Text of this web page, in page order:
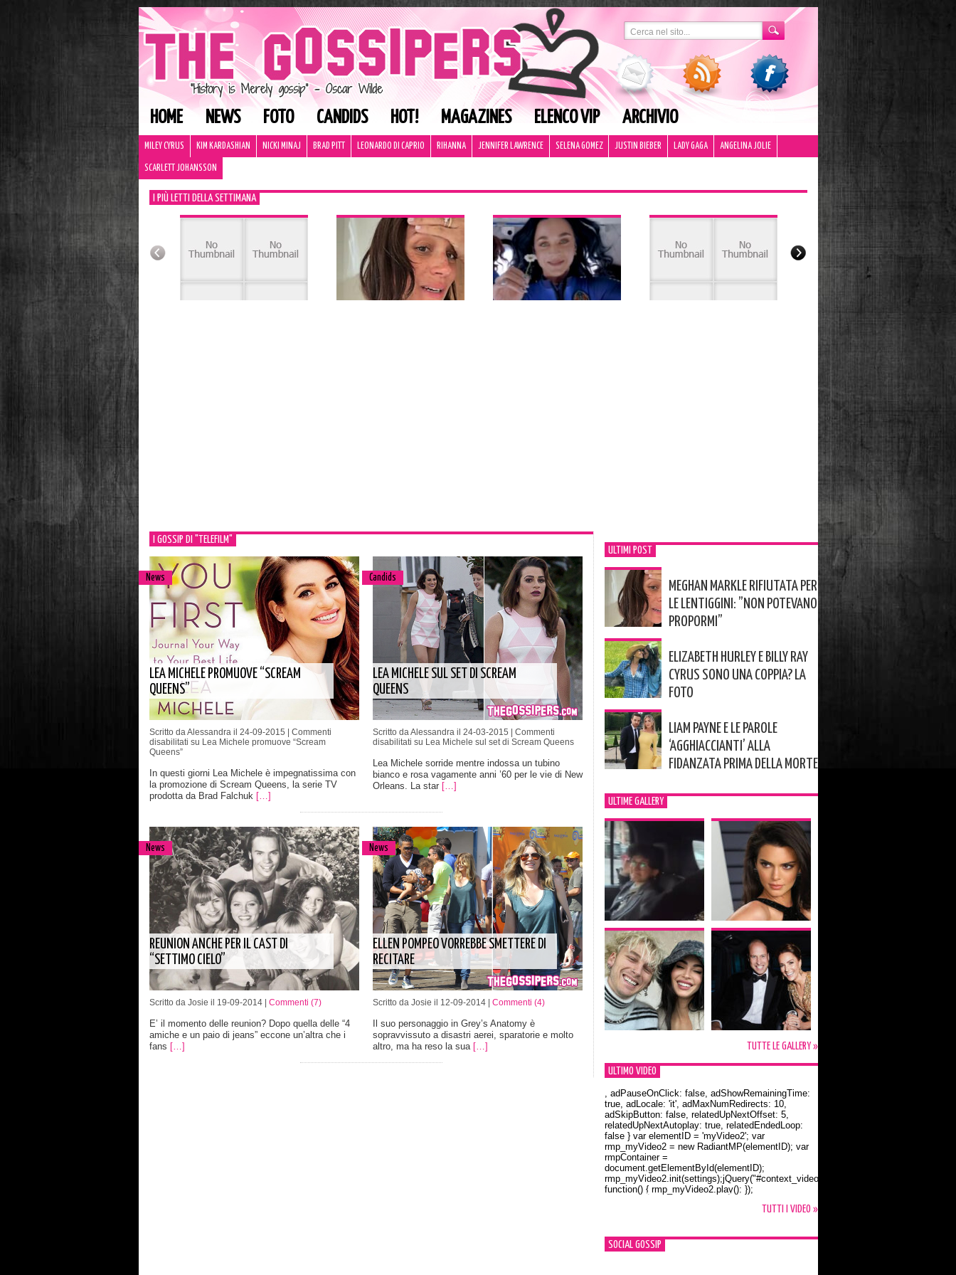
HOME NEWS FOTO CANDIDS HOT! MAGAZINES ELENCO VIP ARCHIVIO
MILEY CYRUS KIM KARDASHIAN NICKI MINAJ BRAD PITT LEONARDO DI CAPRIO RIHANNA JENNIFER LAWRENCE SELENA GOMEZ JUSTIN BIEBER LADY GAGA ANGELINA JOLIE
SCARLETT JOHANSSON
I PIÙ LETTI DELLA SETTIMANA
I GOSSIP DI "TELEFILM"
News
LEA MICHELE PROMUOVE “SCREAM
QUEENS”
Scritto da Alessandra il 24-09-2015 | Commenti
disabilitati su Lea Michele promuove “Scream
Queens”
In questi giorni Lea Michele è impegnatissima con
la promozione di Scream Queens, la serie TV
prodotta da Brad Falchuk […]
Candids
LEA MICHELE SUL SET DI SCREAM
QUEENS
Scritto da Alessandra il 24-03-2015 | Commenti
disabilitati su Lea Michele sul set di Scream Queens
Lea Michele sorride mentre indossa un tubino
bianco e rosa vagamente anni ’60 per le vie di New
Orleans. La star […]
News
REUNION ANCHE PER IL CAST DI
“SETTIMO CIELO”
Scritto da Josie il 19-09-2014 | Commenti (7)
E’ il momento delle reunion? Dopo quella delle “4
amiche e un paio di jeans” eccone un’altra che i
fans […]
News
ELLEN POMPEO VORREBBE SMETTERE DI
RECITARE
Scritto da Josie il 12-09-2014 | Commenti (4)
Il suo personaggio in Grey’s Anatomy è
sopravvissuto a disastri aerei, sparatorie e molto
altro, ma ha reso la sua […]
ULTIMI POST
MEGHAN MARKLE RIFIUTATA PER
LE LENTIGGINI: ”NON POTEVANO
PROPORMI”
ELIZABETH HURLEY E BILLY RAY
CYRUS SONO UNA COPPIA? LA
FOTO
LIAM PAYNE E LE PAROLE
‘AGGHIACCIANTI’ ALLA
FIDANZATA PRIMA DELLA MORTE
ULTIME GALLERY
TUTTE LE GALLERY »
ULTIMO VIDEO
Orlando Bloom e la t-shirt dedicata a Flynn
, adPauseOnClick: false, adShowRemainingTime:
true, adLocale: 'it', adMaxNumRedirects: 10,
adSkipButton: false, relatedUpNextOffset: 5,
relatedUpNextAutoplay: true, relatedEndedLoop:
false } var elementID = 'myVideo2'; var
rmp_myVideo2 = new RadiantMP(elementID); var
rmpContainer =
document.getElementById(elementID);
rmp_myVideo2.init(settings);jQuery("#context_video2").one("mouseover",
function() { rmp_myVideo2.play(); });
TUTTI I VIDEO »
SOCIAL GOSSIP